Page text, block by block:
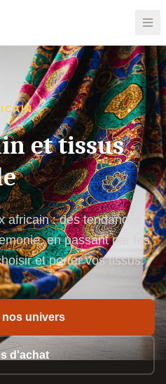
et tissus
: des tendances
en passant par les
et porter vos tissus.
nos univers
d'achat